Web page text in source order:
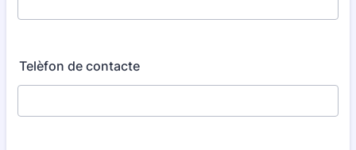
Telèfon de contacte